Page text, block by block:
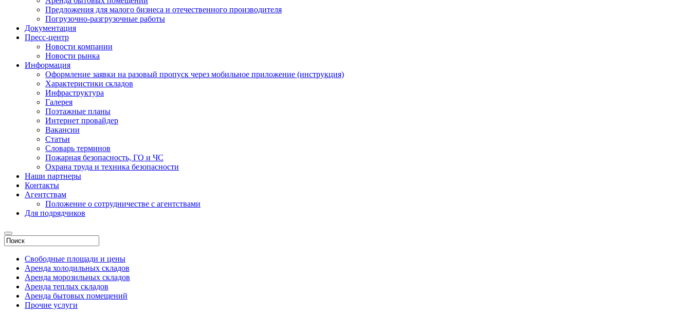
Предложения для малого бизнеса и отечественного производителя
Погрузочно-разгрузочные работы
Документация
Пресс-центр
Новости компании
Новости рынка
Информация
Оформление заявки на разовый пропуск через мобильное приложение (инструкция)
Характеристики складов
Инфраструктура
Галерея
Поэтажные планы
Интернет провайдер
Вакансии
Статьи
Словарь терминов
Пожарная безопасность, ГО и ЧС
Охрана труда и техника безопасности
Наши партнеры
Контакты
Агентствам
Положение о сотрудничестве с агентствами
Для подрядчиков
Свободные площади и цены
Аренда холодильных складов
Аренда морозильных складов
Аренда теплых складов
Аренда бытовых помещений
Прочие услуги